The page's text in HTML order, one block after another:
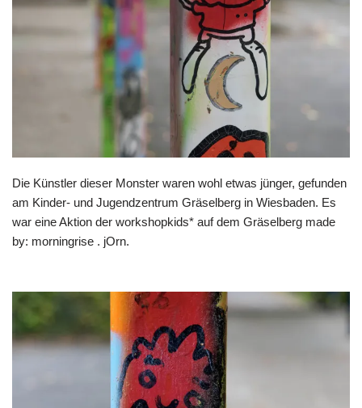
Die Künstler dieser Monster waren wohl etwas jünger, gefunden
am Kinder- und Jugendzentrum Gräselberg in Wiesbaden. Es
war eine Aktion der workshopkids* auf dem Gräselberg made
by: morningrise . jOrn.